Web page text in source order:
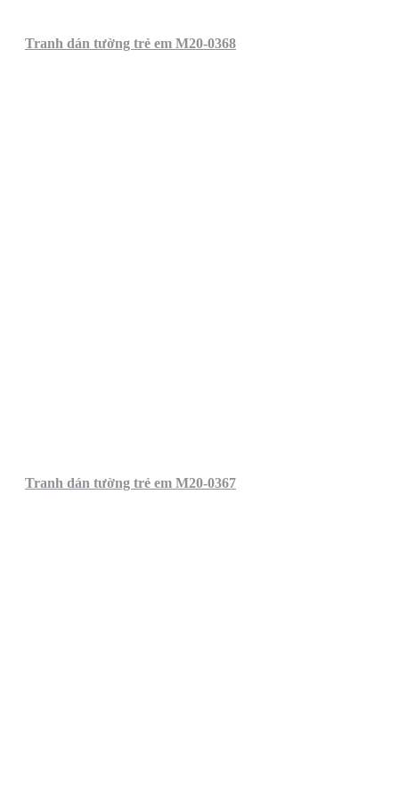
Tranh dán tường trẻ em M20-0368
Tranh dán tường trẻ em M20-0367